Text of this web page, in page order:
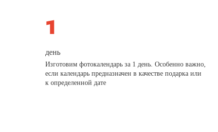
день
Изготовим фотокалендарь за 1 день. Особенно важно,
если календарь предназначен в качестве подарка или
к определенной дате